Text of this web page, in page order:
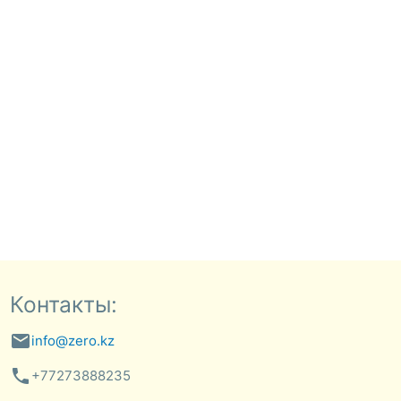
Контакты:
emailinfo@zero.kz
phone +77273888235